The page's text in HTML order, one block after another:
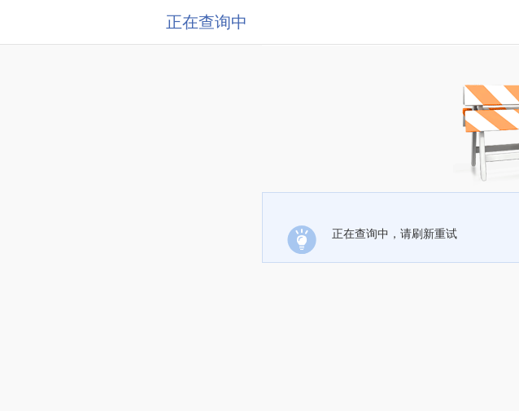
正在查询中
正在查询中，请刷新重试